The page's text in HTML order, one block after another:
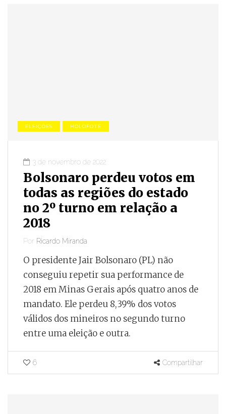
ELEIÇÕES HOLOFOTE
3 de novembro de 2022
Bolsonaro perdeu votos em
todas as regiões do estado
no 2º turno em relação a
2018
Por Ricardo Miranda
O presidente Jair Bolsonaro (PL) não
conseguiu repetir sua performance de
2018 em Minas Gerais após quatro anos de
mandato. Ele perdeu 8,39% dos votos
válidos dos mineiros no segundo turno
entre uma eleição e outra.
6 Compartilhar